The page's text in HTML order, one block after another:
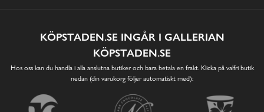
KÖPSTADEN.SE INGÅR I GALLERIAN
KÖPSTADEN.SE
Hos oss kan du handla i alla anslutna butiker och bara betala en frakt. Klicka på valfri butik
nedan (din varukorg följer automatiskt med):